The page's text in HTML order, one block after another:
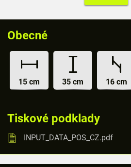
Obecné
15 cm 35 cm 16 cm
Tiskové podklady
INPUT_DATA_POS_CZ.pdf